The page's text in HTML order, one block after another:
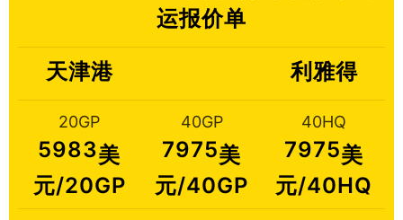
运报价单
天津港 利雅得
20GP
5983美
元/20GP
40GP
7975美
元/40GP
40HQ
7975美
元/40HQ